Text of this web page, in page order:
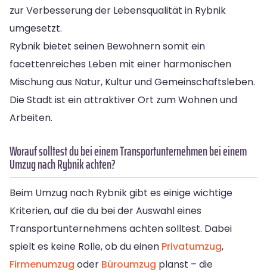
zur Verbesserung der Lebensqualität in Rybnik
umgesetzt.
Rybnik bietet seinen Bewohnern somit ein
facettenreiches Leben mit einer harmonischen
Mischung aus Natur, Kultur und Gemeinschaftsleben.
Die Stadt ist ein attraktiver Ort zum Wohnen und
Arbeiten.
Worauf solltest du bei einem Transportunternehmen bei einem
Umzug nach Rybnik achten?
Beim Umzug nach Rybnik gibt es einige wichtige
Kriterien, auf die du bei der Auswahl eines
Transportunternehmens achten solltest. Dabei
spielt es keine Rolle, ob du einen Privatumzug,
Firmenumzug oder Büroumzug planst – die